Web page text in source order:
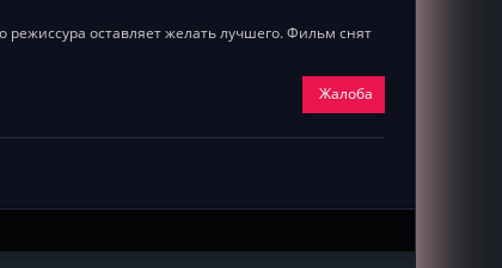
оставляет желать лучшего. Фильм снят
Жалоба